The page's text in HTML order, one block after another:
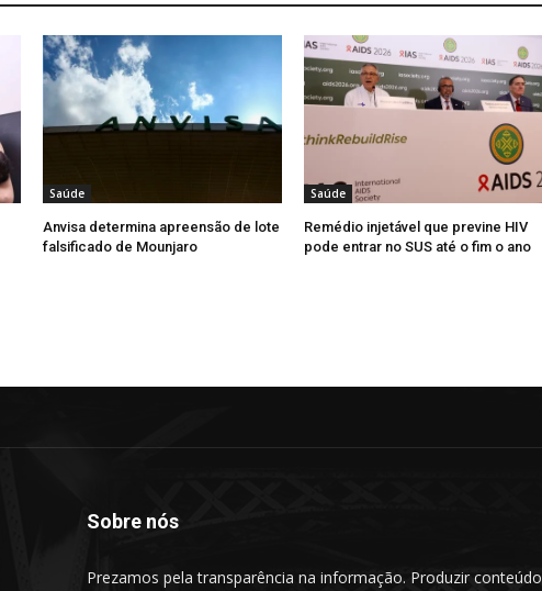
Saúde
Anvisa determina apreensão de lote
falsificado de Mounjaro
Saúde
Remédio injetável que previne HIV
pode entrar no SUS até o fim o ano
Sobre nós
Prezamos pela transparência na informação. Produzir conteúdo